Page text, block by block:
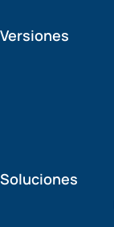
Versiones
Soluciones